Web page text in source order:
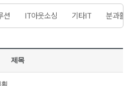
션 IT아웃소싱 기타IT 분과활
제목